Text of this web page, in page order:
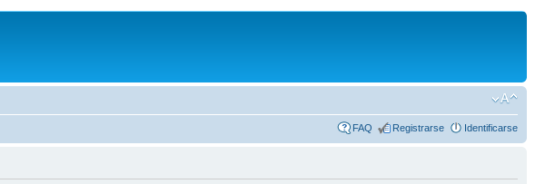
FAQ Registrarse Identificarse